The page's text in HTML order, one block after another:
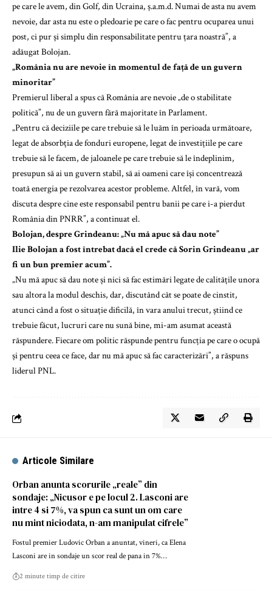
pe care le avem, din Golf, din Ucraina, ș.a.m.d. Numai de asta nu avem
nevoie, dar asta nu este o pledoarie pe care o fac pentru ocuparea unui
post, ci pur și simplu din responsabilitate pentru țara noastră”, a
adăugat Bolojan.
„România nu are nevoie în momentul de față de un guvern
minoritar”
Premierul liberal a spus că România are nevoie „de o stabilitate
politică”, nu de un guvern fără majoritate în Parlament.
„Pentru că deciziile pe care trebuie să le luăm în perioada următoare,
legat de absorbția de fonduri europene, legat de investițiile pe care
trebuie să le facem, de jaloanele pe care trebuie să le îndeplinim,
presupun să ai un guvern stabil, să ai oameni care își concentrează
toată energia pe rezolvarea acestor probleme. Altfel, în vară, vom
discuta despre cine este responsabil pentru banii pe care i-a pierdut
România din PNRR”, a continuat el.
Bolojan, despre Grindeanu: „Nu mă apuc să dau note”
Ilie Bolojan a fost întrebat dacă el crede că Sorin Grindeanu „ar
fi un bun premier acum”.
„Nu mă apuc să dau note și nici să fac estimări legate de calitățile unora
sau altora la modul deschis, dar, discutând cât se poate de cinstit,
atunci când a fost o situație dificilă, în vara anului trecut, știind ce
trebuie făcut, lucruri care nu sună bine, mi-am asumat această
răspundere. Fiecare om politic răspunde pentru funcția pe care o ocupă
și pentru ceea ce face, dar nu mă apuc să fac caracterizări”, a răspuns
liderul PNL.
Articole Similare
Orban anunta scorurile „reale” din
sondaje: „Nicusor e pe locul 2. Lasconi are
intre 4 si 7%, va spun ca sunt un om care
nu mint niciodata, n-am manipulat cifrele”
Fostul premier Ludovic Orban a anuntat, vineri, ca Elena
Lasconi are in sondaje un scor real de pana in 7%…
2 minute timp de citire